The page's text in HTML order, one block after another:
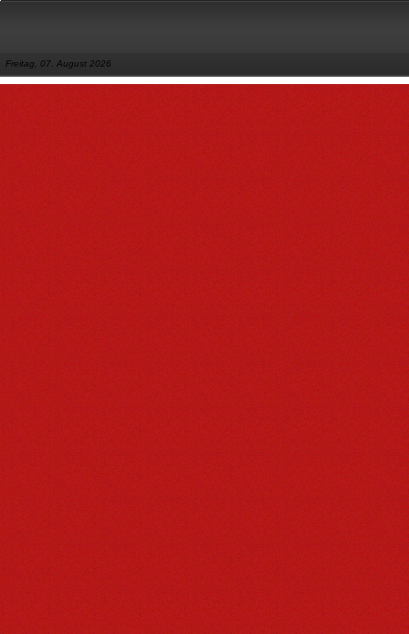
Freitag, 07. August 2026